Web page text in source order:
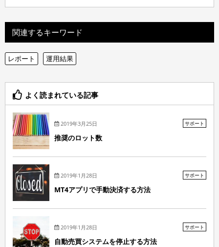
関連するキーワード
レポート 運用結果
よく読まれている記事
2019年3月25日 サポート
推奨のロット数
2019年1月28日 サポート
MT4アプリで手動決済する方法
2019年1月28日 サポート
自動売買システムを停止する方法